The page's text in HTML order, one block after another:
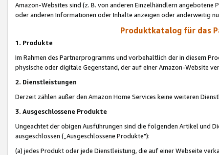
Amazon-Websites sind (z. B. von anderen Einzelhändlern
oder anderen Informationen oder Inhalte anzeigen oder anderweitig
Produktkatalog für das
1. Produkte
Im Rahmen des Partnerprogramms und vorbehaltlich der in diesem
physische oder digitale Gegenstand, der auf einer Amazon-Website
2. Dienstleistungen
Derzeit zählen außer den Amazon Home Services keine weiteren
3. Ausgeschlossene Produkte
Ungeachtet der obigen Ausführungen sind die folgenden Artikel und
ausgeschlossen („Ausgeschlossene Produkte"):
(a) jedes Produkt oder jede Dienstleistung, die auf einer Webseite